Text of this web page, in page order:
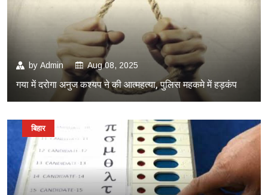
by Admin Aug 08, 2025
गया में दरोगा अनुज कश्यप ने की आत्महत्या, पुलिस महकमे में हड़कंप
बिहार